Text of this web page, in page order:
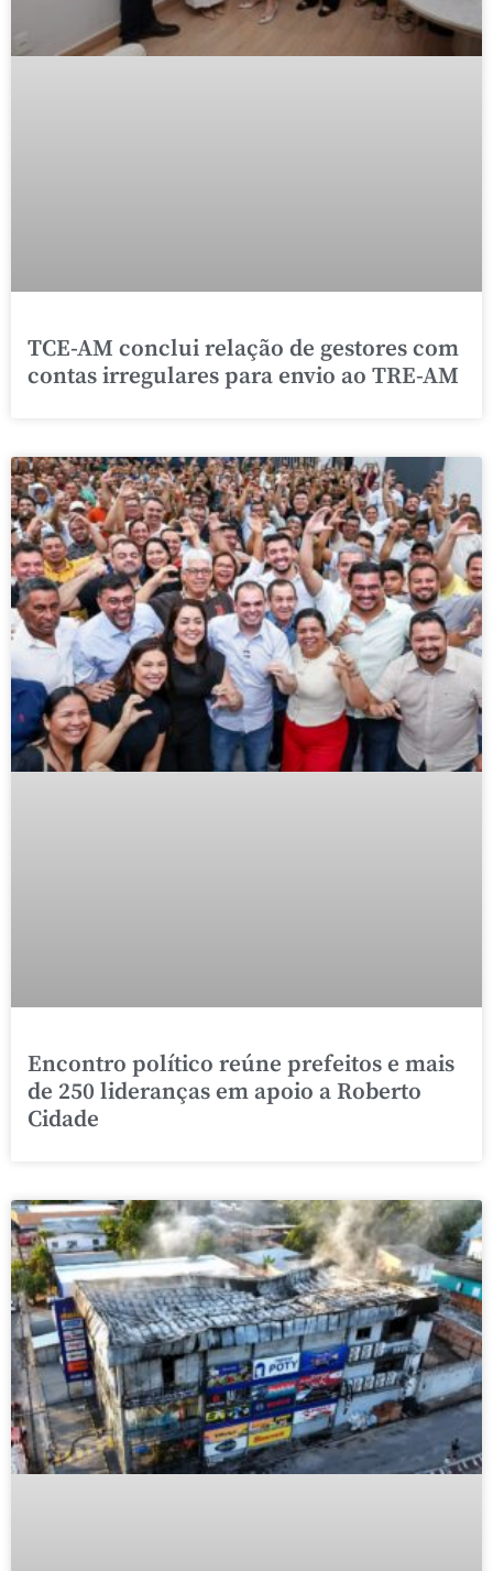
TCE-AM conclui relação de gestores com
contas irregulares para envio ao TRE-AM
Encontro político reúne prefeitos e mais
de 250 lideranças em apoio a Roberto
Cidade